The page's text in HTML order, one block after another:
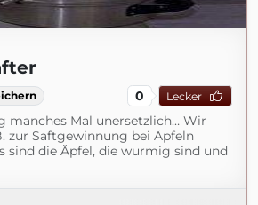
0 Lecker
manches Mal unersetzlich… Wir
zur Saftgewinnung bei Äpfeln
sind die Äpfel, die wurmig sind und